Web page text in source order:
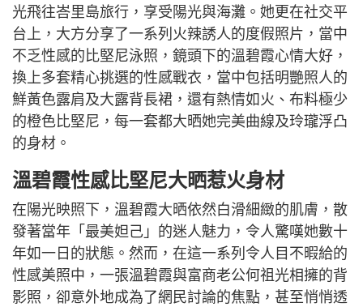
光飛往峇里島旅行，享受陽光與海灘。她更在社交平
台上，大方分享了一系列火辣誘人的度假照片，當中
不乏性感的比堅尼泳照，鏡頭下的溫碧霞心情大好，
換上多套精心挑選的性感戰衣，當中包括明艷照人的
鮮黃色露肩及大露背長裙，還有熱情如火、布料極少
的橙色比堅尼，每一套都大晒她完美曲線及玲瓏浮凸
的身材。
溫碧霞性感比堅尼大晒惹火身材
在陽光映照下，溫碧霞大晒依然白滑細緻的肌膚，散
發著當年「最美妲己」的迷人魅力，令人驚嘆她數十
年如一日的狀態。然而，在這一系列令人目不暇給的
性感美照中，一張溫碧霞與富商老公何祖光相擁的背
影照，卻意外地成為了網民討論的焦點，甚至悄悄透